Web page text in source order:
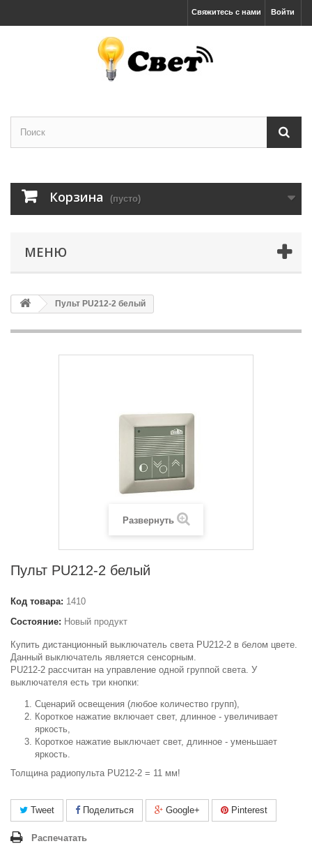
Войти
Свяжитесь с нами
Корзина (пусто)
МЕНЮ
Пульт PU212-2 белый
Развернуть
Пульт PU212-2 белый
Код товара: 1410
Состояние: Новый продукт
Купить дистанционный выключатель света PU212-2 в белом цвете.
Данный выключатель является сенсорным.
PU212-2 рассчитан на управление одной группой света. У
выключателя есть три кнопки:
Сценарий освещения (любое количество групп),
Короткое нажатие включает свет, длинное - увеличивает
яркость,
Короткое нажатие выключает свет, длинное - уменьшает
яркость.
Толщина радиопульта PU212-2 = 11 мм!
Tweet Поделиться Google+ Pinterest
Распечатать